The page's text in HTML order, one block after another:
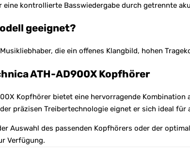
eine kontrollierte Basswiedergabe durch getrennte
geeignet?
die ein offenes Klangbild, hohen
ATH-AD900X Kopfhörer
Kopfhörer bietet eine hervorragende
präzisen Treibertechnologie eignet er sich ideal
Auswahl des passenden Kopfhörers oder der
Verfügung.